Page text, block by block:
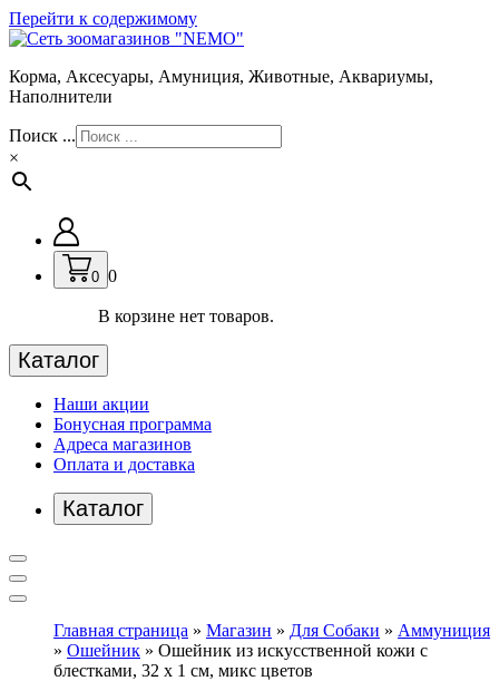
Перейти к содержимому
Корма, Аксесуары, Амуниция, Животные, Аквариумы,
Наполнители
Поиск ...
×
0 0
В корзине нет товаров.
Каталог
Наши акции
Бонусная программа
Адреса магазинов
Оплата и доставка
Каталог
Главная страница » Магазин » Для Собаки » Аммуниция
» Ошейник » Ошейник из искусственной кожи с
блестками, 32 х 1 см, микс цветов